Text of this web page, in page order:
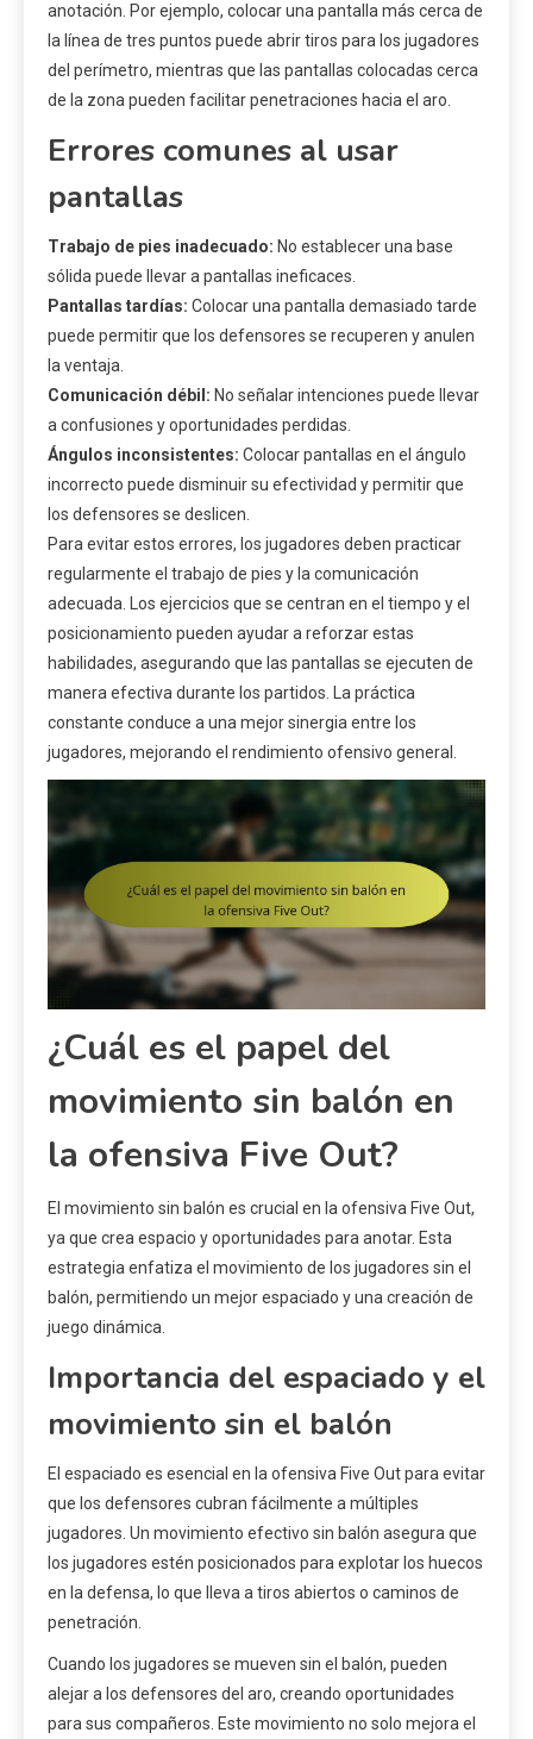
anotación. Por ejemplo, colocar una pantalla más cerca de
la línea de tres puntos puede abrir tiros para los jugadores
del perímetro, mientras que las pantallas colocadas cerca
de la zona pueden facilitar penetraciones hacia el aro.
Errores comunes al usar
pantallas
Trabajo de pies inadecuado: No establecer una base
sólida puede llevar a pantallas ineficaces.
Pantallas tardías: Colocar una pantalla demasiado tarde
puede permitir que los defensores se recuperen y anulen
la ventaja.
Comunicación débil: No señalar intenciones puede llevar
a confusiones y oportunidades perdidas.
Ángulos inconsistentes: Colocar pantallas en el ángulo
incorrecto puede disminuir su efectividad y permitir que
los defensores se deslicen.
Para evitar estos errores, los jugadores deben practicar
regularmente el trabajo de pies y la comunicación
adecuada. Los ejercicios que se centran en el tiempo y el
posicionamiento pueden ayudar a reforzar estas
habilidades, asegurando que las pantallas se ejecuten de
manera efectiva durante los partidos. La práctica
constante conduce a una mejor sinergia entre los
jugadores, mejorando el rendimiento ofensivo general.
¿Cuál es el papel del
movimiento sin balón en
la ofensiva Five Out?
El movimiento sin balón es crucial en la ofensiva Five Out,
ya que crea espacio y oportunidades para anotar. Esta
estrategia enfatiza el movimiento de los jugadores sin el
balón, permitiendo un mejor espaciado y una creación de
juego dinámica.
Importancia del espaciado y el
movimiento sin el balón
El espaciado es esencial en la ofensiva Five Out para evitar
que los defensores cubran fácilmente a múltiples
jugadores. Un movimiento efectivo sin balón asegura que
los jugadores estén posicionados para explotar los huecos
en la defensa, lo que lleva a tiros abiertos o caminos de
penetración.
Cuando los jugadores se mueven sin el balón, pueden
alejar a los defensores del aro, creando oportunidades
para sus compañeros. Este movimiento no solo mejora el